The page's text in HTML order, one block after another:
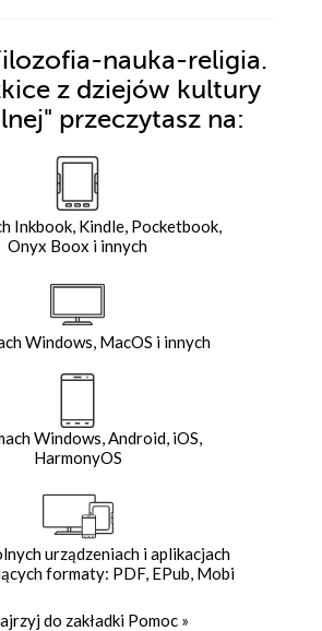
nauka-religia.
z dziejów kultury
przeczytasz na:
Inkbook, Kindle, Pocketbook,
Onyx Boox i innych
Windows, MacOS i innych
Windows, Android, iOS,
HarmonyOS
urządzeniach i aplikacjach
formaty: PDF, EPub, Mobi
do zakładki Pomoc »